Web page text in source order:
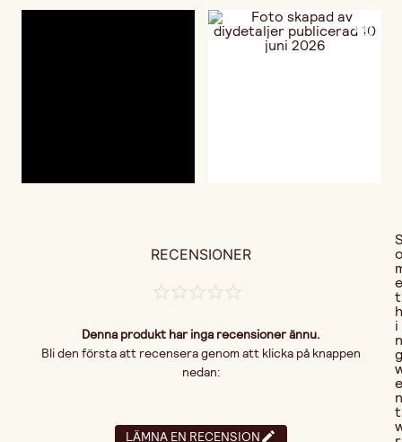
RECENSIONER
Denna produkt har inga recensioner ännu.
Bli den första att recensera genom att klicka på knappen
nedan:
LÄMNA EN RECENSION
e
t
h
i
n
g
e
n
t